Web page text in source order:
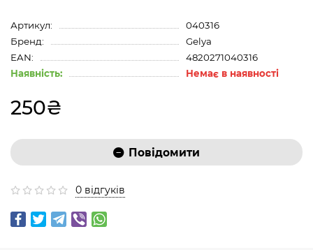
Артикул:
040316
Бренд:
Gelya
EAN:
4820271040316
Наявність:
Немає в наявності
250₴
Повідомити
0 відгуків